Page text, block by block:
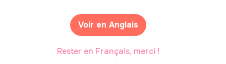
N'a pas encore communiqué de documents de
Voir en Anglais
Rester en Français, merci !